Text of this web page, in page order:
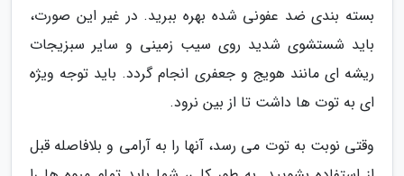
بسته بندی ضد عفونی شده بهره ببرید. در غیر این صورت،
باید شستشوی شدید روی سیب زمینی و سایر سبزیجات
ریشه ای مانند هویج و جعفری انجام گردد. باید توجه ویژه
ای به توت ها داشت تا از بین نرود.
وقتی نوبت به توت می رسد، آنها را به آرامی و بلافاصله قبل